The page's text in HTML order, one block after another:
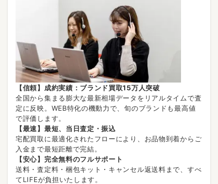
【信頼】成約実績：ブランド買取15万人突破
全国から集まる膨大な最新相場データをリアルタイムで査
定に反映。WEB特化の機動力で、旬のブランドも最高値
で評価します。
【最速】最短、当日査定・振込
宅配買取に最適化されたフローにより、お品物到着からご
入金まで最短距離で完結。
【安心】完全無料のフルサポート
送料・査定料・梱包キット・キャンセル返送料まで、すべ
てLIFEが負担いたします。